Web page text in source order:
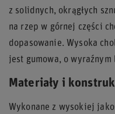
z solidnych, okrągłych
na rzep w górnej części
dopasowanie. Wysoka
jest gumowa, o wyraźnym
Materiały i
Wykonane z wysokiej